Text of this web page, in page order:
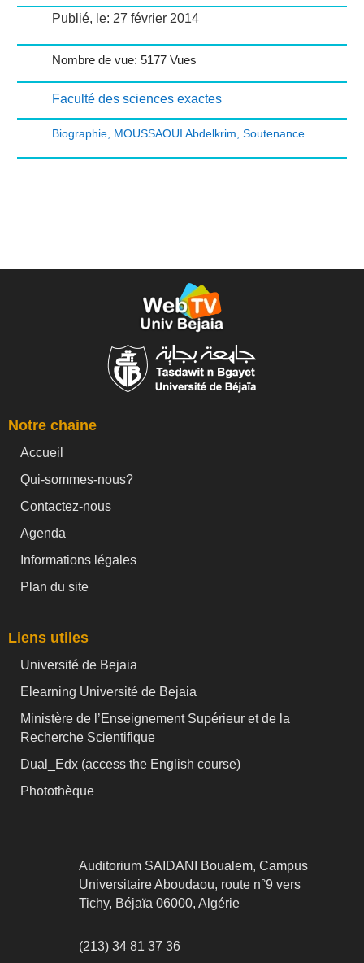
Publié, le: 27 février 2014
Nombre de vue: 5177 Vues
Faculté des sciences exactes
Biographie, MOUSSAOUI Abdelkrim Soutenance
Notre chaine
Accueil
Qui-sommes-nous?
Contactez-nous
Agenda
Informations légales
Plan du site
Liens utiles
Université de Bejaia
Elearning Université de Bejaia
Ministère de l’Enseignement Supérieur et de la
Recherche Scientifique
Dual_Edx (access the English course)
Photothèque
Auditorium SAIDANI Boualem, Campus
Universitaire Aboudaou, route n°9 vers
Tichy, Béjaïa 06000, Algérie
(213) 34 81 37 36